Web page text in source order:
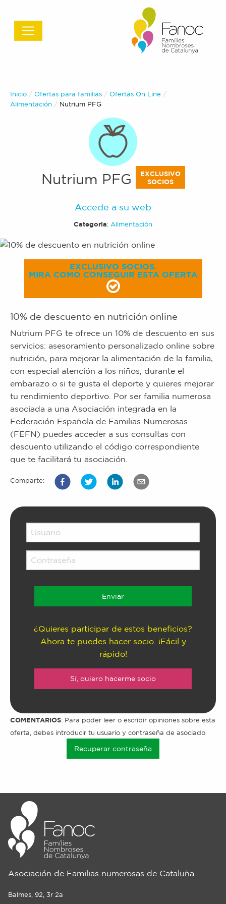
Inicio Ofertas para familias
Ofertas On Line
Alimentación
Actual:
Nutrium PFG
Nutrium PFG
EXCLUSIVO
SOCIOS
Accede a su web
Categoria: Alimentación
EXCLUSIVO SOCIOS.
MIRA COMO CONSEGUIR ESTA OFERTA
10% de descuento en nutrición online
Nutrium PFG te ofrece un 10% de descuento en sus
servicios: asesoramiento personalizado online sobre
nutrición, para mejorar la alimentación de la familia,
con especial atención a los niños, durante el
embarazo o si te gusta el deporte y quieres mejorar
tu rendimiento deportivo. Por ser familia numerosa
asociada a una Asociación integrada en la
Federación Española de Familias Numerosas
(FEFN) puedes acceder a sus consultas con
descuento utilizando el código correspondiente
que te facilitará tu asociación.
Comparte:
¿Quieres participar de estos beneficios?
Ahora te puedes hacer socio. ¡Fácil y
rápido!
Sí, quiero hacerme socio
COMENTARIOS: Para poder leer o escribir opiniones sobre esta
oferta, debes introducir tu usuario y contraseña de asociado
Recuperar contraseña
Asociación de Familias numerosas de Cataluña
Balmes, 92, 3r 2a